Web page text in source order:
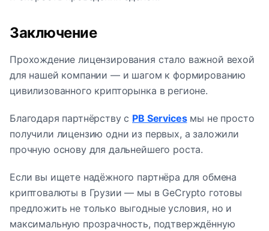
Заключение
Прохождение лицензирования стало важной вехой
для нашей компании — и шагом к формированию
цивилизованного крипторынка в регионе.
Благодаря партнёрству с PB Servicesмы не просто
получили лицензию одни из первых, а заложили
прочную основу для дальнейшего роста.
Если вы ищете надёжного партнёра для обмена
криптовалюты в Грузии — мы в GeCrypto готовы
предложить не только выгодные условия, но и
максимальную прозрачность, подтверждённую